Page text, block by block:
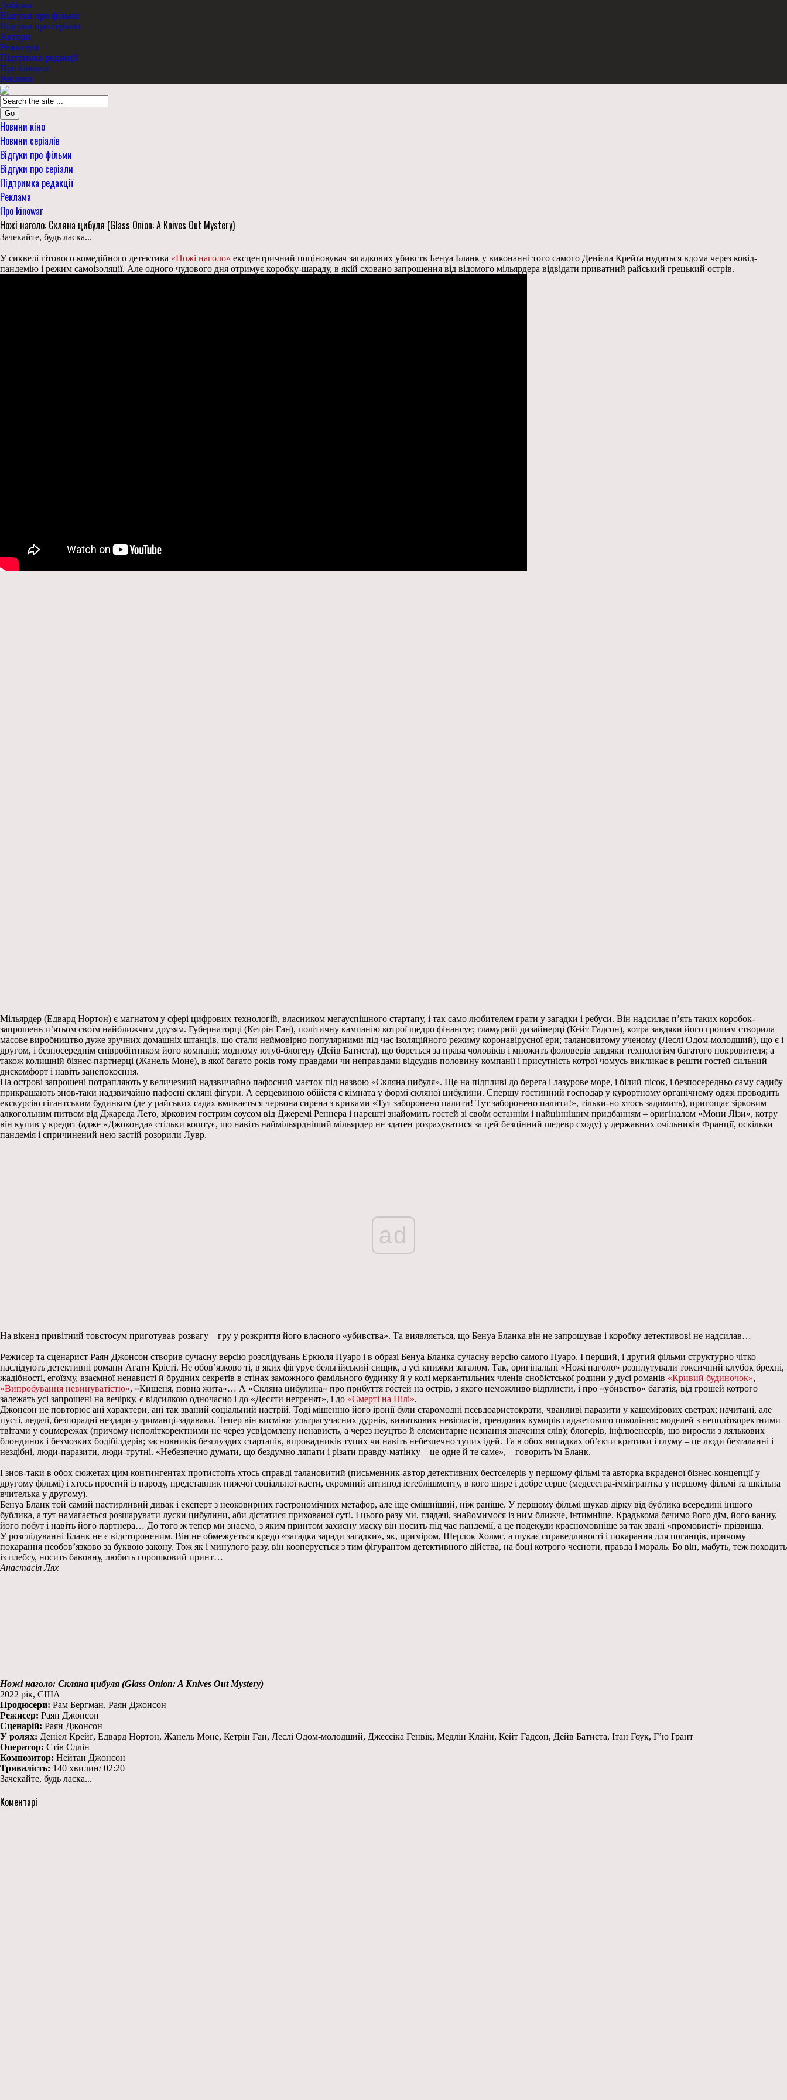
Добірки
Відгуки про фільми
Відгуки про серіали
Актори
Режисери
Підтримка редакції
Про kinowar
Реклама
Go
Новини кіно
Новини серіалів
Відгуки про фільми
Відгуки про серіали
Підтримка редакції
Реклама
Про kinowar
Ножі наголо: Скляна цибуля (Glass Onion: A Knives Out Mystery)
Зачекайте, будь ласка...
У сиквелі гітового комедійного детектива «Ножі наголо» ексцентричний поціновувач загадкових убивств Бенуа Бланк у виконанні того самого Денієла Крейґа нудиться вдома через ковід-
пандемію і режим самоізоляції. Але одного чудового дня отримує коробку-шараду, в якій сховано запрошення від відомого мільярдера відвідати приватний райський грецький острів.
Мільярдер (Едвард Нортон) є магнатом у сфері цифрових технологій, власником мегауспішного стартапу, і так само любителем грати у загадки і ребуси. Він надсилає п’ять таких коробок-
запрошень п’ятьом своїм найближчим друзям. Губернаторці (Кетрін Ган), політичну кампанію котрої щедро фінансує; гламурній дизайнерці (Кейт Гадсон), котра завдяки його грошам створила
масове виробництво дуже зручних домашніх штанців, що стали неймовірно популярними під час ізоляційного режиму коронавірусної ери; талановитому ученому (Леслі Одом-молодший), що є і
другом, і безпосереднім співробітником його компанії; модному ютуб-блогеру (Дейв Батиста), що бореться за права чоловіків і множить фоловерів завдяки технологіям багатого покровителя; а
також колишній бізнес-партнерці (Жанель Моне), в якої багато років тому правдами чи неправдами відсудив половину компанії і присутність котрої чомусь викликає в решти гостей сильний
дискомфорт і навіть занепокоєння.
На острові запрошені потрапляють у величезний надзвичайно пафосний маєток під назвою «Скляна цибуля». Ще на підпливі до берега і лазурове море, і білий пісок, і безпосередньо саму садибу
прикрашають знов-таки надзвичайно пафосні скляні фігури. А серцевиною обійстя є кімната у формі скляної цибулини. Спершу гостинний господар у курортному органічному одязі проводить
екскурсію гігантським будинком (де у райських садах вмикається червона сирена з криками «Тут заборонено палити! Тут заборонено палити!», тільки-но хтось задимить), пригощає зірковим
алкогольним питвом від Джареда Лето, зірковим гострим соусом від Джеремі Реннера і нарешті знайомить гостей зі своїм останнім і найціннішим придбанням – оригіналом «Мони Лізи», котру
він купив у кредит (адже «Джоконда» стільки коштує, що навіть наймільярдніший мільярдер не здатен розрахуватися за цей безцінний шедевр сходу) у державних очільників Франції, оскільки
пандемія і спричинений нею застій розорили Лувр.
ad
На вікенд привітний товстосум приготував розвагу – гру у розкриття його власного «убивства». Та виявляється, що Бенуа Бланка він не запрошував і коробку детективові не надсилав…
Режисер та сценарист Раян Джонсон створив сучасну версію розслідувань Еркюля Пуаро і в образі Бенуа Бланка сучасну версію самого Пуаро. І перший, і другий фільми структурно чітко
наслідують детективні романи Агати Крісті. Не обов’язково ті, в яких фігурує бельгійський сищик, а усі книжки загалом. Так, оригінальні «Ножі наголо» розплутували токсичний клубок брехні,
жадібності, егоїзму, взаємної ненависті й брудних секретів в стінах заможного фамільного будинку й у колі меркантильних членів снобістської родини у дусі романів «Кривий будиночок»,
«Випробування невинуватістю», «Кишеня, повна жита»… А «Скляна цибулина» про прибуття гостей на острів, з якого неможливо відплисти, і про «убивство» багатія, від грошей котрого
залежать усі запрошені на вечірку, є відсилкою одночасно і до «Десяти негренят», і до «Смерті на Нілі».
Джонсон не повторює ані характери, ані так званий соціальний настрій. Тоді мішенню його іронії були старомодні псевдоаристократи, чванливі паразити у кашемірових светрах; начитані, але
пусті, ледачі, безпорадні нездари-утриманці-задаваки. Тепер він висміює ультрасучасних дурнів, виняткових невігласів, трендових кумирів гаджетового покоління: моделей з неполіткоректними
твітами у соцмережах (причому неполіткоректними не через усвідомлену ненависть, а через неуцтво й елементарне незнання значення слів); блогерів, інфлюенсерів, що виросли з лялькових
блондинок і безмозких бодібілдерів; засновників безглуздих стартапів, впровадників тупих чи навіть небезпечно тупих ідей. Та в обох випадках об’єкти критики і глуму – це люди безталанні і
нездібні, люди-паразити, люди-трутні. «Небезпечно думати, що бездумно ляпати і різати правду-матінку – це одне й те саме», – говорить їм Бланк.
І знов-таки в обох сюжетах цим контингентах протистоїть хтось справді талановитий (письменник-автор детективних бестселерів у першому фільмі та авторка вкраденої бізнес-концепції у
другому фільмі) і хтось простий із народу, представник нижчої соціальної касти, скромний антипод істеблішменту, в кого щире і добре серце (медсестра-іммігрантка у першому фільмі та шкільна
вчителька у другому).
Бенуа Бланк той самий настирливий дивак і експерт з неоковирних гастрономічних метафор, але іще смішніший, ніж раніше. У першому фільмі шукав дірку від бублика всередині іншого
бублика, а тут намагається розшарувати луски цибулини, аби дістатися прихованої суті. І цього разу ми, глядачі, знайомимося із ним ближче, інтимніше. Крадькома бачимо його дім, його ванну,
його побут і навіть його партнера… До того ж тепер ми знаємо, з яким принтом захисну маску він носить під час пандемії, а це подекуди красномовніше за так звані «промовисті» прізвища.
У розслідуванні Бланк не є відстороненим. Він не обмежується кредо «загадка заради загадки», як, приміром, Шерлок Холмс, а шукає справедливості і покарання для поганців, причому
покарання необов’язково за буквою закону. Тож як і минулого разу, він кооперується з тим фігурантом детективного дійства, на боці котрого чесноти, правда і мораль. Бо він, мабуть, теж походить
із плебсу, носить бавовну, любить горошковий принт…
Анастасія Лях
Ножі наголо: Скляна цибуля (Glass Onion: A Knives Out Mystery)
2022 рік, США
Продюсери: Рам Бергман, Раян Джонсон
Режисер: Раян Джонсон
Сценарій: Раян Джонсон
У ролях: Деніел Крейґ, Едвард Нортон, Жанель Моне, Кетрін Ган, Леслі Одом-молодший, Джессіка Генвік, Медлін Клайн, Кейт Гадсон, Дейв Батиста, Ітан Гоук, Г’ю Ґрант
Оператор: Стів Єдлін
Композитор: Нейтан Джонсон
Тривалість: 140 хвилин/ 02:20
Зачекайте, будь ласка...
Коментарі